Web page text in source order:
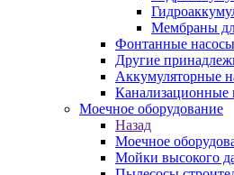
Мембраны
Фонтанные насосы
Другие
Аккумуляторные
Канализационные
Моечное оборудование
Назад
Моечное
Мойки высокого